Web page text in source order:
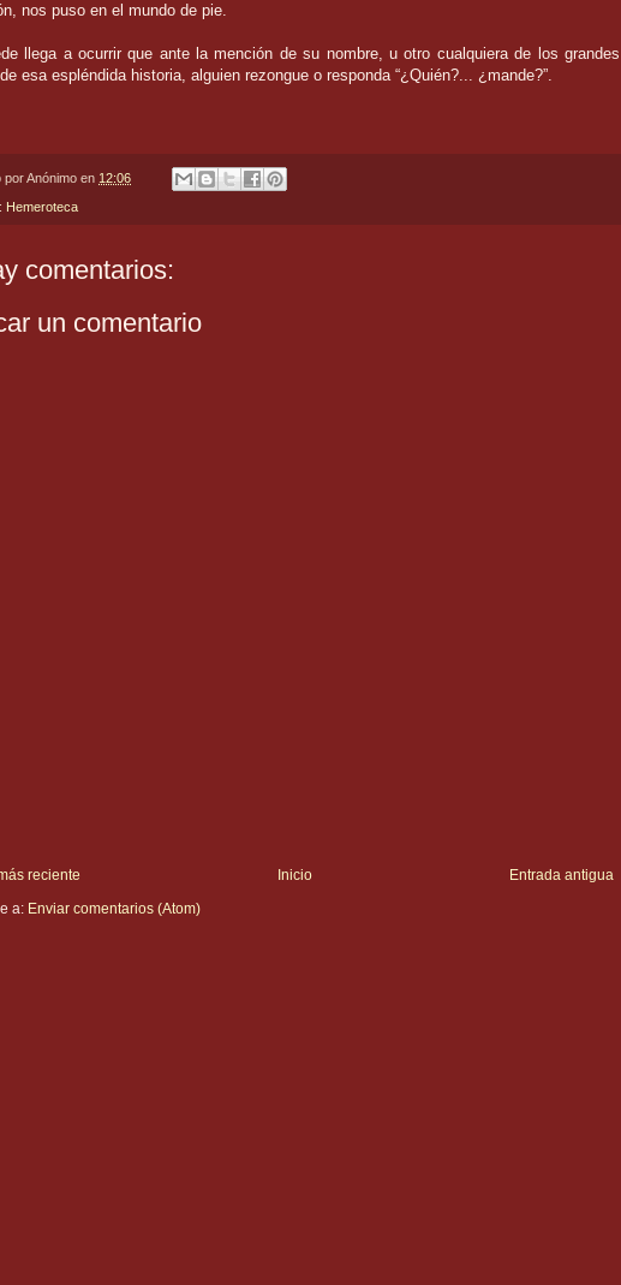
nos puso en el mundo de pie.
llega a ocurrir que ante la mención de su nombre, u otro cualquiera de los grandes
esa espléndida historia, alguien rezongue o responda “¿Quién?... ¿mande?”.
porAnónimo en 12:06
Hemeroteca
comentarios:
un comentario
reciente Entrada antigua
Inicio
a: Enviar comentarios (Atom)